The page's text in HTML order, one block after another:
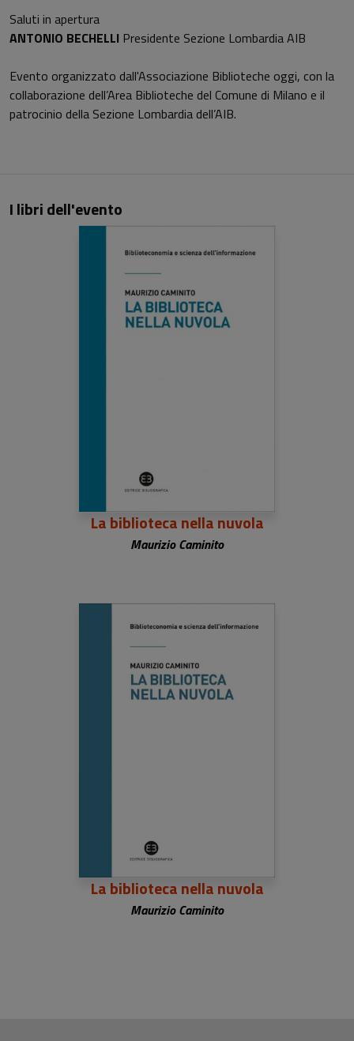
Saluti in apertura
ANTONIO BECHELLI Presidente Sezione Lombardia AIB
Evento organizzato dall'Associazione Biblioteche oggi, con la
collaborazione dell’Area Biblioteche del Comune di Milano e il
patrocinio della Sezione Lombardia dell’AIB.
I libri dell'evento
La biblioteca nella nuvola
Maurizio Caminito
La biblioteca nella nuvola
Maurizio Caminito